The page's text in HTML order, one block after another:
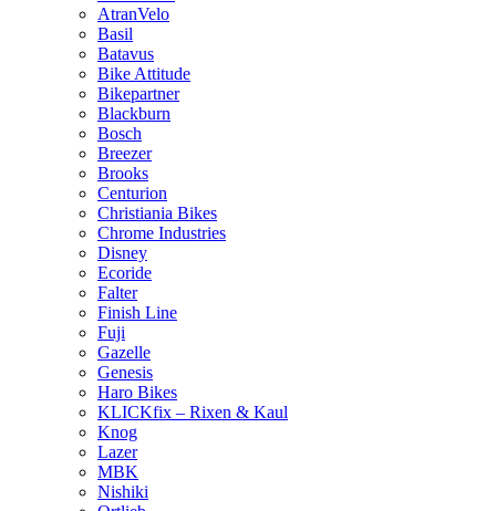
AtranVelo
Basil
Batavus
Bike Attitude
Bikepartner
Blackburn
Bosch
Breezer
Brooks
Centurion
Christiania Bikes
Chrome Industries
Disney
Ecoride
Falter
Finish Line
Fuji
Gazelle
Genesis
Haro Bikes
KLICKfix – Rixen & Kaul
Knog
Lazer
MBK
Nishiki